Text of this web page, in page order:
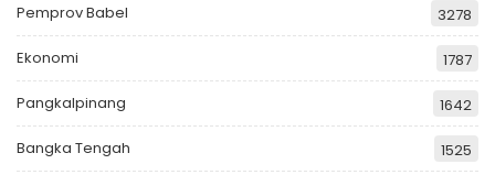
Pemprov Babel 3278
Ekonomi 1787
Pangkalpinang 1642
Bangka Tengah 1525